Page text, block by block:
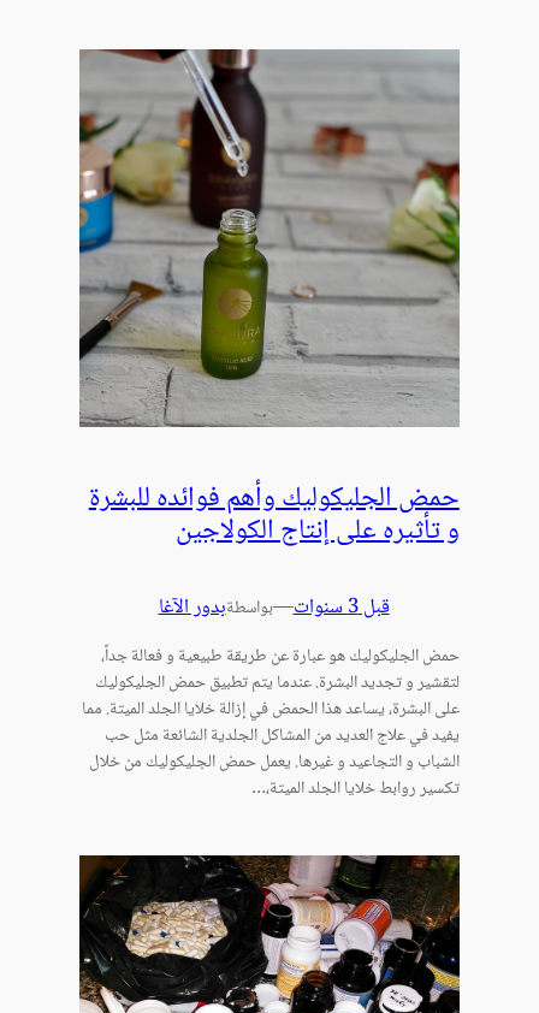
حمض الجليكوليك وأهم فوائده للبشرة
و تأثيره على إنتاج الكولاجين
قبل 3 سنوات —بواسطةبدور الآغا
حمض الجليكوليك هو عبارة عن طريقة طبيعية و فعالة جداً،
لتقشير و تجديد البشرة. عندما يتم تطبيق حمض الجليكوليك
على البشرة، يساعد هذا الحمض في إزالة خلايا الجلد الميتة. مما
يفيد في علاج العديد من المشاكل الجلدية الشائعة مثل حب
الشباب و التجاعيد و غيرها. يعمل حمض الجليكوليك من خلال
تكسير روابط خلايا الجلد الميتة،…